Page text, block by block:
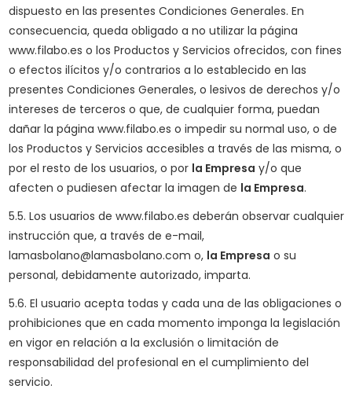
dispuesto en las presentes Condiciones Generales. En
consecuencia, queda obligado a no utilizar la página
www.filabo.es o los Productos y Servicios ofrecidos, con fines
o efectos ilícitos y/o contrarios a lo establecido en las
presentes Condiciones Generales, o lesivos de derechos y/o
intereses de terceros o que, de cualquier forma, puedan
dañar la página www.filabo.es o impedir su normal uso, o de
los Productos y Servicios accesibles a través de las misma, o
por el resto de los usuarios, o por la Empresa y/o que
afecten o pudiesen afectar la imagen de la Empresa.
5.5. Los usuarios de www.filabo.es deberán observar cualquier
instrucción que, a través de e-mail,
lamasbolano@lamasbolano.com o, la Empresa o su
personal, debidamente autorizado, imparta.
5.6. El usuario acepta todas y cada una de las obligaciones o
prohibiciones que en cada momento imponga la legislación
en vigor en relación a la exclusión o limitación de
responsabilidad del profesional en el cumplimiento del
servicio.